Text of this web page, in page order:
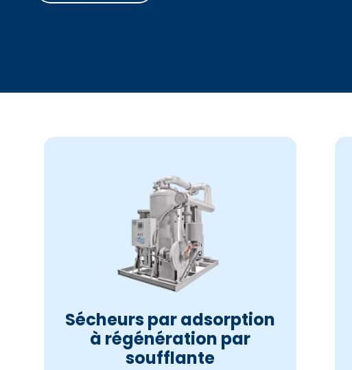
Sécheurs par adsorption
à régénération par
soufflante